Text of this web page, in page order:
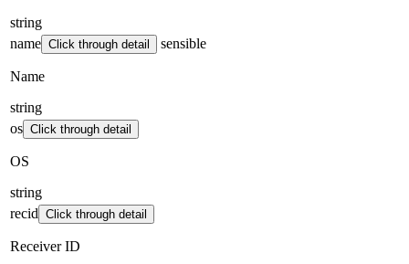
string
name Click through detail sensible
Name
string
os Click through detail
OS
string
recid Click through detail
Receiver ID